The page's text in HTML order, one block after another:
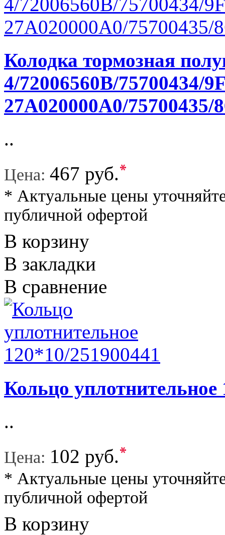
Колодка тормозная
4/72006560B/75700434/
27A020000A0/75700435/
..
Цена: 467 руб.*
* Актуальные цены
публичной офертой
В корзину
В закладки
В сравнение
Кольцо уплотнительное
..
Цена: 102 руб.*
* Актуальные цены
публичной офертой
В корзину